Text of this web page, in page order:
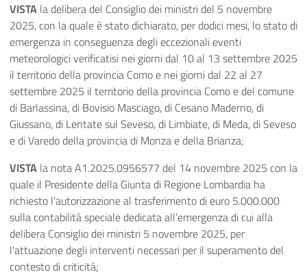
VISTA la delibera del Consiglio dei ministri del 5 novembre
2025, con la quale è stato dichiarato, per dodici mesi, lo stato di
emergenza in conseguenza degli eccezionali eventi
meteorologici verificatisi nei giorni dal 10 al 13 settembre 2025
il territorio della provincia Como e nei giorni dal 22 al 27
settembre 2025 il territoriodella provincia Como edel comune
di Barlassina, di Bovisio Masciago, di Cesano Maderno, di
Giussano, di Lentate sul Seveso, di Limbiate, di Meda, di Seveso
e di Varedo della provincia di Monza e della Brianza;
VISTA la nota A1.2025.0956577 del 14 novembre 2025 con la
quale il Presidente della Giunta di Regione Lombardia ha
richiesto l’autorizzazione al trasferimento di euro 5.000.000
sulla contabilità speciale dedicata all’emergenza di cui alla
delibera Consiglio dei ministri 5 novembre 2025, per
l'attuazione degli interventi necessari per il superamento del
contesto di criticità;